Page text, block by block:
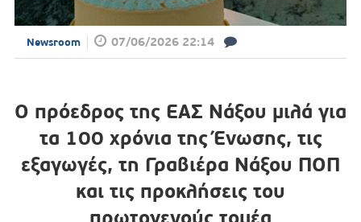
Newsroom 07/06/2026 22:14
Ο πρόεδρος της ΕΑΣ Νάξου μιλά για
τα 100 χρόνια της Ένωσης, τις
εξαγωγές, τη Γραβιέρα Νάξου ΠΟΠ
και τις προκλήσεις του